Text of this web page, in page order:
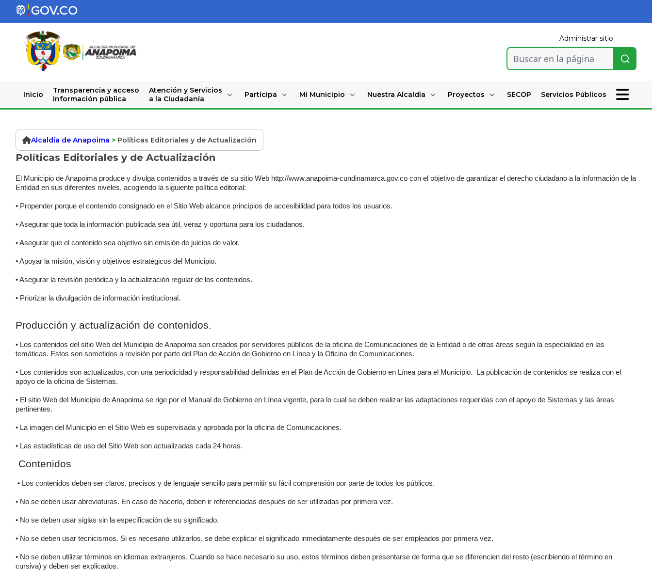
Administrar sitio
Buscar en la página
Inicio
Transparencia y acceso
información pública
Atención y Servicios
a la Ciudadanía
Participa Mi Municipio Nuestra Alcaldía Proyectos SECOP Servicios Públicos
Alcaldía de Anapoima > Políticas Editoriales y de Actualización
Políticas Editoriales y de Actualización
El Municipio de Anapoima produce y divulga contenidos a través de su sitio Web http://www.anapoima-cundinamarca.gov.co con el objetivo de garantizar el derecho ciudadano a la información de la
Entidad en sus diferentes niveles, acogiendo la siguiente política editorial:
• Propender porque el contenido consignado en el Sitio Web alcance principios de accesibilidad para todos los usuarios.
• Asegurar que toda la información publicada sea útil, veraz y oportuna para los ciudadanos.
• Asegurar que el contenido sea objetivo sin emisión de juicios de valor.
• Apoyar la misión, visión y objetivos estratégicos del Municipio.
• Asegurar la revisión periódica y la actualización regular de los contenidos.
• Priorizar la divulgación de información institucional.
Producción y actualización de contenidos.
• Los contenidos del sitio Web del Municipio de Anapoima son creados por servidores públicos de la oficina de Comunicaciones de la Entidad o de otras áreas según la especialidad en las
temáticas. Estos son sometidos a revisión por parte del Plan de Acción de Gobierno en Línea y la Oficina de Comunicaciones.
• Los contenidos son actualizados, con una periodicidad y responsabilidad definidas en el Plan de Acción de Gobierno en Línea para el Municipio. La publicación de contenidos se realiza con el
apoyo de la oficina de Sistemas.
• El sitio Web del Municipio de Anapoima se rige por el Manual de Gobierno en Línea vigente, para lo cual se deben realizar las adaptaciones requeridas con el apoyo de Sistemas y las áreas
pertinentes.
• La imagen del Municipio en el Sitio Web es supervisada y aprobada por la oficina de Comunicaciones.
• Las estadísticas de uso del Sitio Web son actualizadas cada 24 horas.
Contenidos
• Los contenidos deben ser claros, precisos y de lenguaje sencillo para permitir su fácil comprensión por parte de todos los públicos.
• No se deben usar abreviaturas. En caso de hacerlo, deben ir referenciadas después de ser utilizadas por primera vez.
• No se deben usar siglas sin la especificación de su significado.
• No se deben usar tecnicismos. Si es necesario utilizarlos, se debe explicar el significado inmediatamente después de ser empleados por primera vez.
• No se deben utilizar términos en idiomas extranjeros. Cuando se hace necesario su uso, estos términos deben presentarse de forma que se diferencien del resto (escribiendo el término en
cursiva) y deben ser explicados.